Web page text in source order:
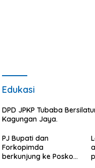
Edukasi
DPD JPKP Tubaba
Kagungan Jaya.
PJ Bupati dan
Forkopimda
berkunjung ke Posko